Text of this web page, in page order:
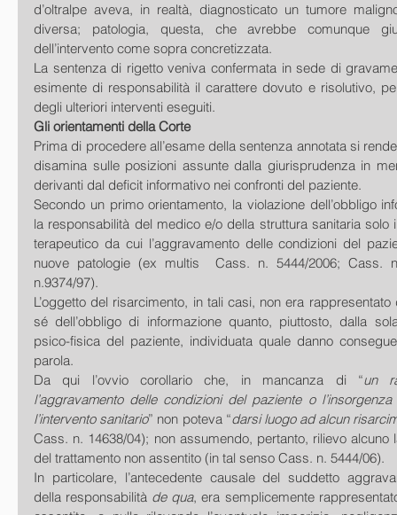
d’oltralpe aveva, in realtà, diagnosticato un tumore
diversa; patologia, questa, che avrebbe comunque
dell’intervento come sopra concretizzata.
La sentenza di rigetto veniva confermata in sede di
esimente di responsabilità il carattere dovuto e risolutivo,
degli ulteriori interventi eseguiti.
Gli orientamenti della Corte
Prima di procedere all’esame della sentenza annotata si
disamina sulle posizioni assunte dalla giurisprudenza in
derivanti dal deficit informativo nei confronti del paziente.
Secondo un primo orientamento, la violazione dell’obbligo
la responsabilità del medico e/o della struttura sanitaria
terapeutico da cui l’aggravamento delle condizioni del
nuove patologie (ex multis  Cass. n. 5444/2006; Cass.
n.9374/97).
L’oggetto del risarcimento, in tali casi, non era rappresentato
sé dell’obbligo di informazione quanto, piuttosto, dalla
psico-fisica del paziente, individuata quale danno
parola.
Da qui l’ovvio corollario che, in mancanza di “un
l’aggravamento delle condizioni del paziente o
l’intervento sanitario” non poteva “darsi luogo ad alcun
Cass. n. 14638/04); non assumendo, pertanto, rilievo alcuno
del trattamento non assentito (in tal senso Cass. n. 5444/06).
In particolare, l’antecedente causale del suddetto
della responsabilità de qua, era semplicemente